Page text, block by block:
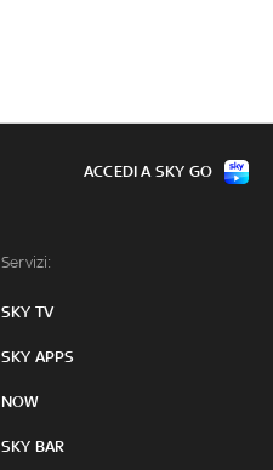
Servizi:
SKY TV
SKY APPS
NOW
SKY BAR
ACCEDI A SKY GO